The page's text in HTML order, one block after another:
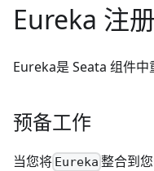
Eureka 注
Eureka是 Seata 组件
预备工作
当您将 Eureka 整合到